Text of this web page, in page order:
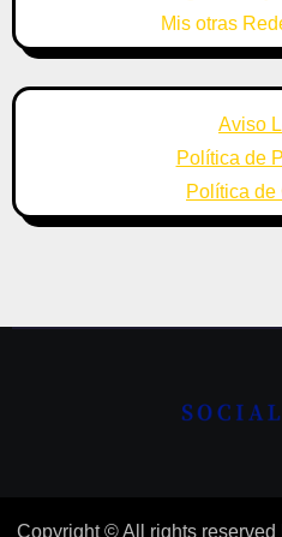
Mis otras
Aviso
Política de
Política de
Copyright © All rights reserved